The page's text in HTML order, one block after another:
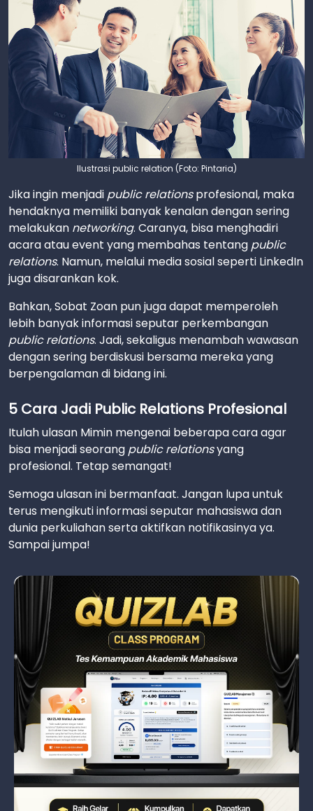
Ilustrasi public relation (Foto: Pintaria)
Jika ingin menjadi public relationsprofesional, maka
hendaknya memiliki banyak kenalan dengan sering
melakukan networking. Caranya, bisa menghadiri
acara atau event yang membahas tentang public
relations. Namun, melalui media sosial seperti LinkedIn
juga disarankan kok.
Bahkan, Sobat Zoan pun juga dapat memperoleh
lebih banyak informasi seputar perkembangan
public relations. Jadi, sekaligus menambah wawasan
dengan sering berdiskusi bersama mereka yang
berpengalaman di bidang ini.
5 Cara Jadi Public Relations Profesional
Itulah ulasan Mimin mengenai beberapa cara agar
bisa menjadi seorang public relationsyang
profesional. Tetap semangat!
Semoga ulasan ini bermanfaat. Jangan lupa untuk
terus mengikuti informasi seputar mahasiswa dan
dunia perkuliahan serta aktifkan notifikasinya ya.
Sampai jumpa!